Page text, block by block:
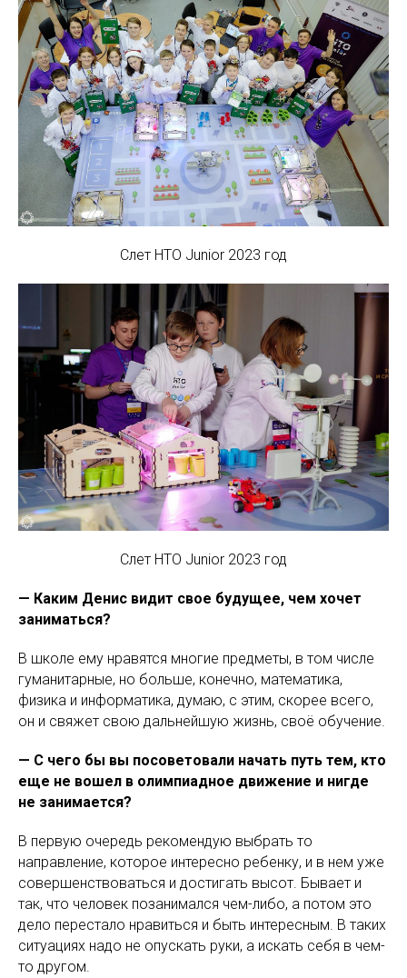
Слет НТО Junior 2023 год
Слет НТО Junior 2023 год
— Каким Денис видит свое будущее, чем хочет
заниматься?
В школе ему нравятся многие предметы, в том числе
гуманитарные, но больше, конечно, математика,
физика и информатика, думаю, с этим, скорее всего,
он и свяжет свою дальнейшую жизнь, своё обучение.
— С чего бы вы посоветовали начать путь тем, кто
еще не вошел в олимпиадное движение и нигде
не занимается?
В первую очередь рекомендую выбрать то
направление, которое интересно ребенку, и в нем уже
совершенствоваться и достигать высот. Бывает и
так, что человек позанимался чем-либо, а потом это
дело перестало нравиться и быть интересным. В таких
ситуациях надо не опускать руки, а искать себя в чем-
то другом.